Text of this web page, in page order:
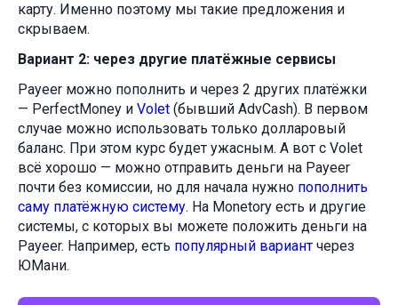
карту. Именно поэтому мы такие предложения и
скрываем.
Вариант 2: через другие платёжные сервисы
Payeer можно пополнить и через 2 других платёжки
— PerfectMoney и Volet (бывший AdvCash). В первом
случае можно использовать только долларовый
баланс. При этом курс будет ужасным. А вот с Volet
всё хорошо — можно отправить деньги на Payeer
почти без комиссии, но для начала нужно пополнить
саму платёжную систему. На Monetory есть и другие
системы, с которых вы можете положить деньги на
Payeer. Например, есть популярный вариант через
ЮМани.